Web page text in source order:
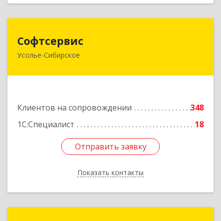
Софтсервис
Усолье-Сибирское
Клиентов на сопровождении
348
1С:Специалист
18
Отправить заявку
Показать контакты
665451, Иркутская обл, Усолье-Сибирское г,
Отправить заявку
Назад